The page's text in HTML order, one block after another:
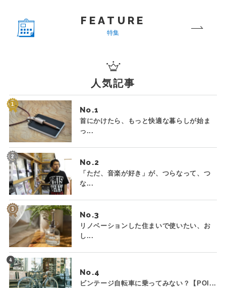
FEATURE
特集
人気記事
No.
首にかけたら、もっと快適な暮らしが始ま
っ...
No.
「ただ、音楽が好き」が、つらなって、つ
な...
No.
リノベーションした住まいで使いたい、お
し...
No.
ビンテージ自転車に乗ってみない？【POI...